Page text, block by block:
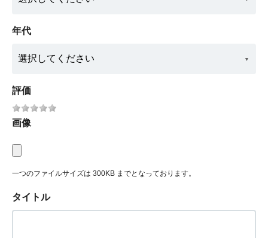
年代
評価
画像
一つのファイルサイズは 300KB までとなっております。
タイトル